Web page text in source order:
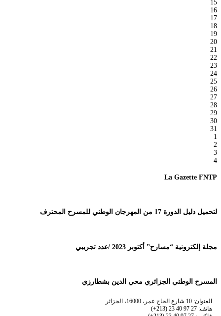
15
16
17
18
19
20
21
22
23
24
25
26
27
28
29
30
31
1
2
3
4
La Gazette FNTP
لتحميل دليل الدورة 17 من المهرجان الوطني للمسرح المحترف
مجلة إلكترونية “مسارح” أكتوبر 2023 /عدد تجريبي
المسرح الوطني الجزائري محي الدين بشطارزي
العنوان: 10 شارع الحاج عمر، 16000، الجزائر
هاتف: 27 97 40 23 (213+)